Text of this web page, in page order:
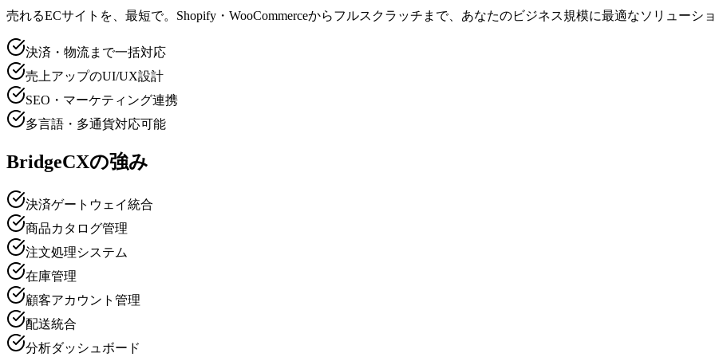
売れるECサイトを、最短で。Shopify・WooCommerceからフルスクラッチまで、あなたのビジネス規模に最適なソリューシ
決済・物流まで一括対応
売上アップのUI/UX設計
SEO・マーケティング連携
多言語・多通貨対応可能
BridgeCXの強み
決済ゲートウェイ統合
商品カタログ管理
注文処理システム
在庫管理
顧客アカウント管理
配送統合
分析ダッシュボード